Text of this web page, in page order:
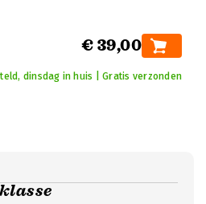
€ 39,00
dinsdag in huis | Gratis verzonden